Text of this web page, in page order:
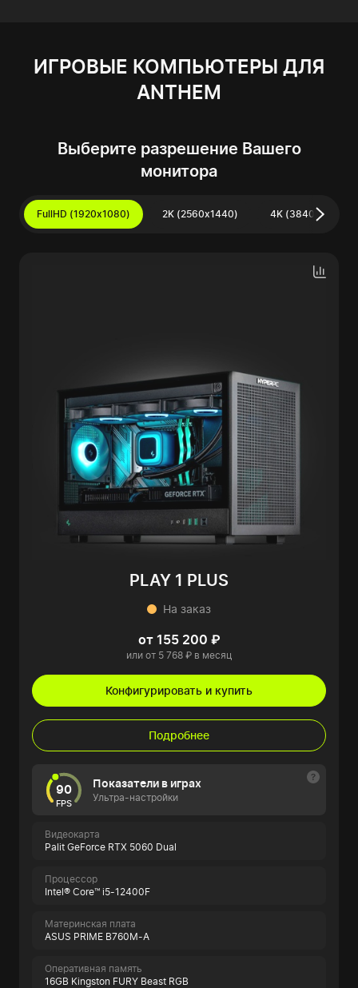
ИГРОВЫЕ КОМПЬЮТЕРЫ ДЛЯ
ANTHEM
Выберите разрешение Вашего
монитора
FullHD (1920x1080) 2K (2560x1440) 4K (3840x2160)
PLAY 1 PLUS
На заказ
от 155 200 ₽
или от 5 768 ₽ в месяц
Конфигурировать и купить
Подробнее
90
FPS
Показатели в играх
Ультра-настройки
Видеокарта
Palit GeForce RTX 5060 Dual
Процессор
Intel® Core™ i5-12400F
Материнская плата
ASUS PRIME B760M-A
Оперативная память
16GB Kingston FURY Beast RGB